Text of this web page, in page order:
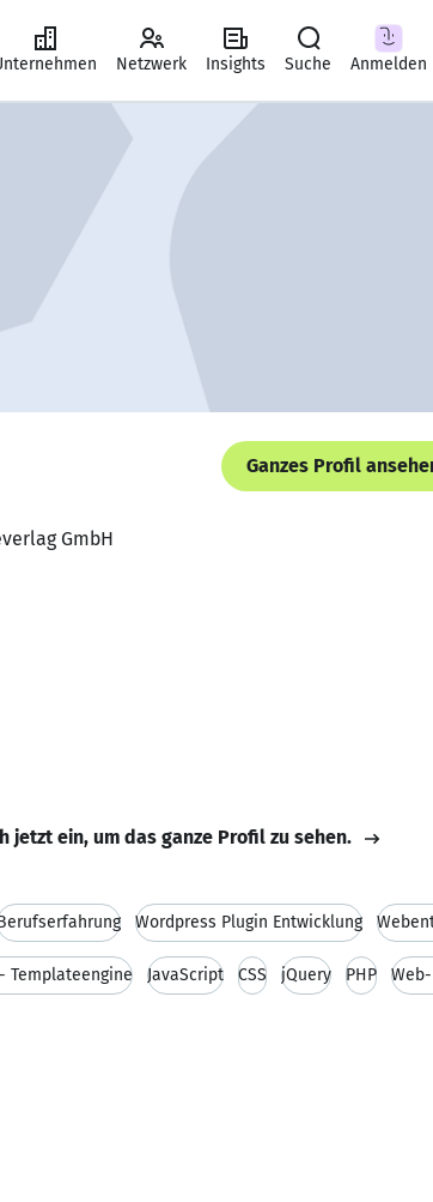
Netzwerk Insights Suche Anmelden
Ganzes Profil
GmbH
jetzt ein, um das ganze Profil zu sehen.
Wordpress Plugin Entwicklung
Templateengine JavaScript CSS jQuery PHP